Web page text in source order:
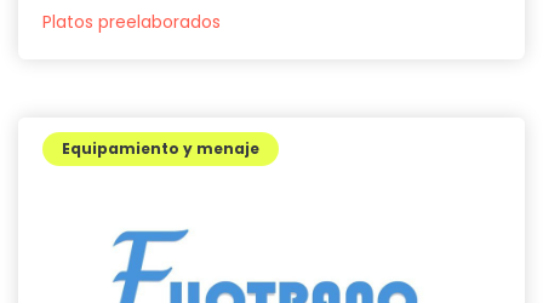
Platos preelaborados
Equipamiento y menaje